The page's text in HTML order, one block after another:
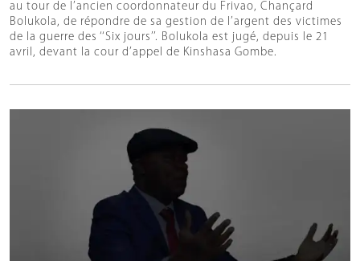
au tour de l’ancien coordonnateur du Frivao, Chançard
Bolukola, de répondre de sa gestion de l’argent des victimes
de la guerre des ‘‘Six jours’’. Bolukola est jugé, depuis le 21
avril, devant la cour d’appel de Kinshasa Gombe.